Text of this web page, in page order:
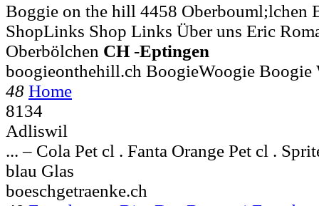
Boggie on the hill 4458 Oberbouml;lchen
ShopLinks Shop Links Über uns Eric
Oberbölchen CH -Eptingen
boogieonthehill.ch BoogieWoogie Boogie
48 Home
8134
Adliswil
... – Cola Pet cl . Fanta Orange Pet cl .
blau Glas
boeschgetraenke.ch